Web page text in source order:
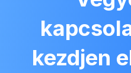
kezdjen